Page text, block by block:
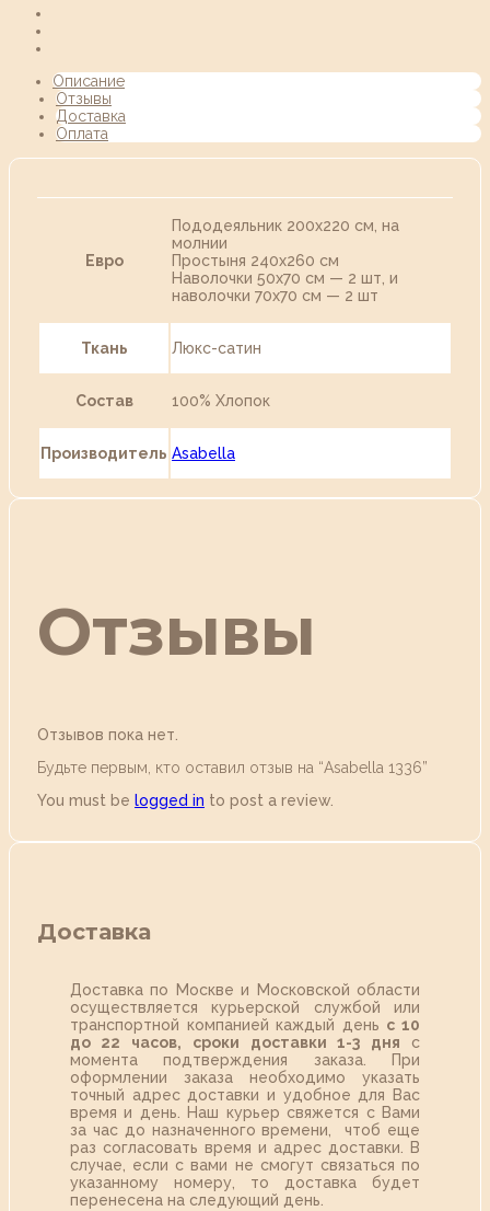
Описание
Отзывы
Доставка
Оплата
Евро
Пододеяльник 200х220 см, на
молнии
Простыня 240х260 см
Наволочки 50х70 см — 2 шт, и
наволочки 70х70 см — 2 шт
Ткань Люкс-сатин
Состав 100% Хлопок
Производитель Asabella
Отзывы
Отзывов пока нет.
Будьте первым, кто оставил отзыв на “Аsabella 1336”
You must be logged in to post a review.
Доставка
Доставка по Москве и Московской области
осуществляется курьерской службой или
транспортной компанией каждый день с 10
до 22 часов,
сроки доставки 1-3 дня с
момента подтверждения заказа. При
оформлении заказа необходимо указать
точный адрес доставки и удобное для Вас
время и день. Наш курьер свяжется с Вами
за час до назначенного времени, чтоб еще
раз согласовать время и адрес доставки. В
случае, если с вами не смогут связаться по
указанному номеру, то доставка будет
перенесена на следующий день.